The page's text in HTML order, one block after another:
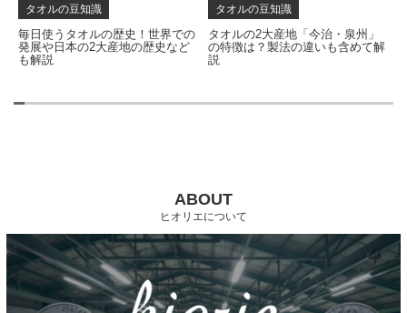
タオルの豆知識
毎日使うタオルの歴史！世界での
発展や日本の2大産地の歴史など
も解説
タオルの豆知識
タオルの2大産地「今治・泉州」
の特徴は？製法の違いも含めて解
説
ABOUT
ヒオリエについて